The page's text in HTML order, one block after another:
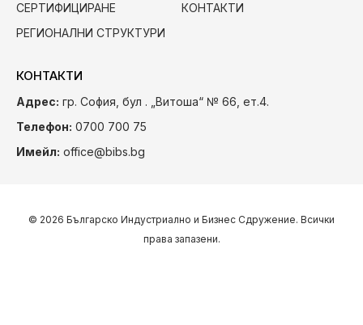
СЕРТИФИЦИРАНЕ
РЕГИОНАЛНИ СТРУКТУРИ
КОНТАКТИ
КОНТАКТИ
Адрес: гр. София, бул . „Витоша“ № 66, ет.4.
Телефон: 0700 700 75
Имейл: office@bibs.bg
© 2026 Българско Индустриално и Бизнес Сдружение. Всички
права запазени.